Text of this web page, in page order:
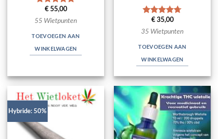
Waardering
5.00uit 5
€55,00
55 Wietpunten
TOEVOEGEN AAN
WINKELWAGEN
Waardering
4.67uit 5
€35,00
35 Wietpunten
TOEVOEGEN AAN
WINKELWAGEN
Hybride: 50%